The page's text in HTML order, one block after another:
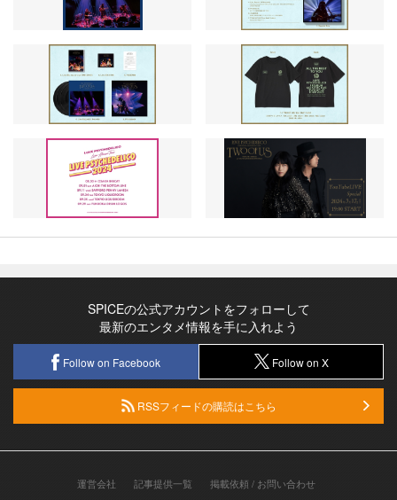
SPICEの公式アカウントをフォローして
最新のエンタメ情報を手に入れよう
Follow on Facebook Follow on X
RSSフィードの購読はこちら
運営会社 記事提供一覧 掲載依頼 / お問い合わせ